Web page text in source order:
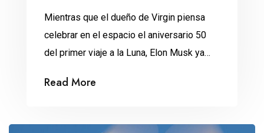
Mientras que el dueño de Virgin piensa
celebrar en el espacio el aniversario 50
del primer viaje a la Luna, Elon Musk ya
Richard Branson y Elon Musk tienen
multimillonarios y empresarios exitosos.
Read More